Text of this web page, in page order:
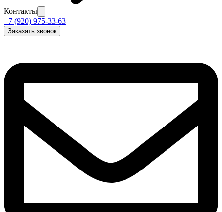
Контакты
+7 (920) 975-33-63
Заказать звонок